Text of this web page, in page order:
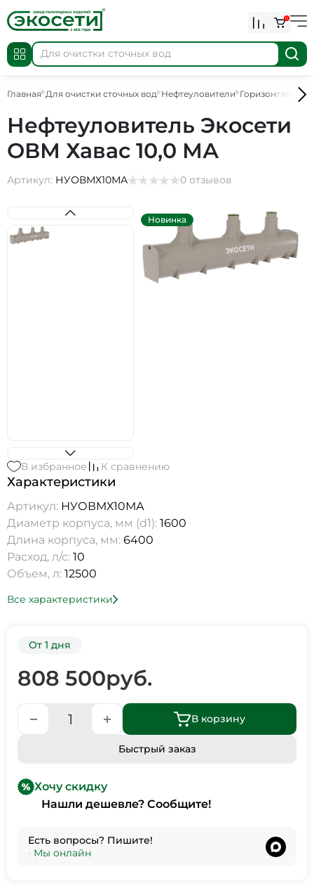
0
Главная Для очистки сточных вод Нефтеуловители
Нефтеуловитель Экосети
ОВМ Хавас 10,0 МА
Артикул: НУОВМХ10МА 0 отзывов
Новинка
В избранное К сравнению
Характеристики
Артикул: НУОВМХ10МА
Диаметр корпуса, мм (d1): 1600
Длина корпуса, мм: 6400
Расход, л/с: 10
Объем, л: 12500
Все характеристики
От 1 дня
808 500руб.
В корзину
Быстрый заказ
Хочу скидку
Нашли дешевле? Сообщите!
Есть вопросы? Пишите!
• Мы онлайн